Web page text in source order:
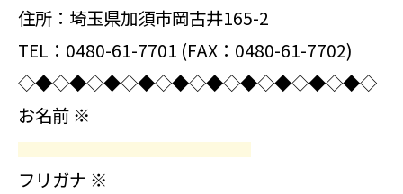
住所：埼玉県加須市岡古井165-2
TEL：0480-61-7701 (FAX：0480-61-7702)
◇◆◇◆◇◆◇◆◇◆◇◆◇◆◇◆◇◆◇◆◇
お名前 ※
フリガナ ※